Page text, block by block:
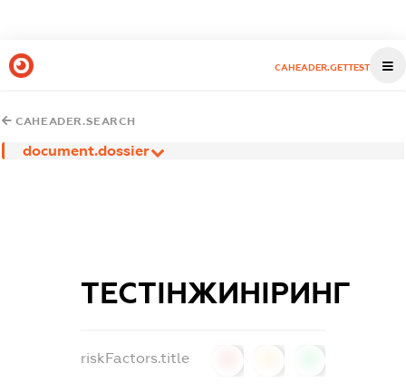
CAHEADER.GETTEST
CAHEADER.SEARCH
document.dossier
ТЕСТІНЖИНІРИНГ
riskFactors.title